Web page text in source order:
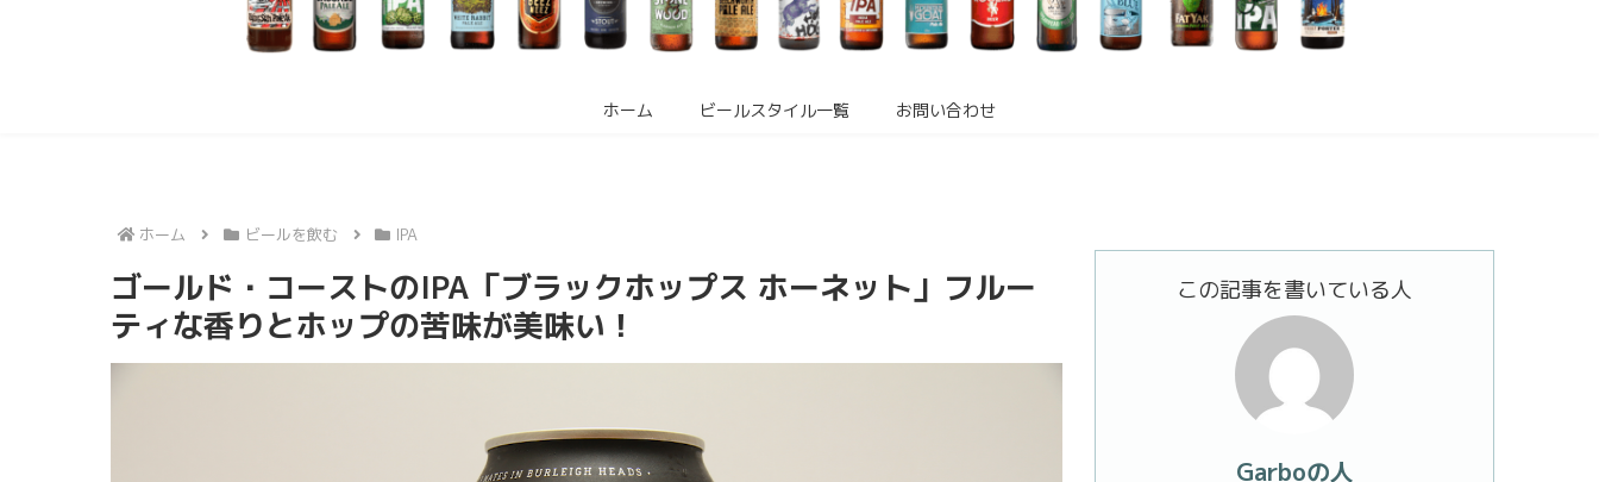
ホーム ビールスタイル一覧 お問い合わせ
ホーム ビールを飲む IPA
ゴールド・コーストのIPA「ブラックホップス ホーネット」フルー
ティな香りとホップの苦味が美味い！
この記事を書いている人
Garboの人